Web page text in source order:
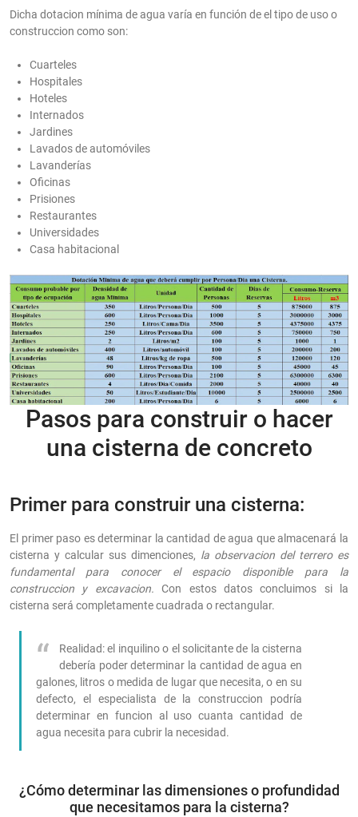
Dicha dotacion mínima de agua varía en función de el tipo de uso o
construccion como son:
Cuarteles
Hospitales
Hoteles
Internados
Jardines
Lavados de automóviles
Lavanderías
Oficinas
Prisiones
Restaurantes
Universidades
Casa habitacional
Pasos para construir o hacer
una cisterna de concreto
Primer para construir una cisterna:
El primer paso es determinar la cantidad de agua que almacenará la
cisterna y calcular sus dimenciones, la observacion del terrero es
fundamental para conocer el espacio disponible para la
construccion y excavacion. Con estos datos concluimos si la
cisterna será completamente cuadrada o rectangular.
Realidad: el inquilino o el solicitante de la cisterna
debería poder determinar la cantidad de agua en
galones, litros o medida de lugar que necesita, o en su
defecto, el especialista de la construccion podría
determinar en funcion al uso cuanta cantidad de
agua necesita para cubrir la necesidad.
¿Cómo determinar las dimensiones o profundidad
que necesitamos para la cisterna?